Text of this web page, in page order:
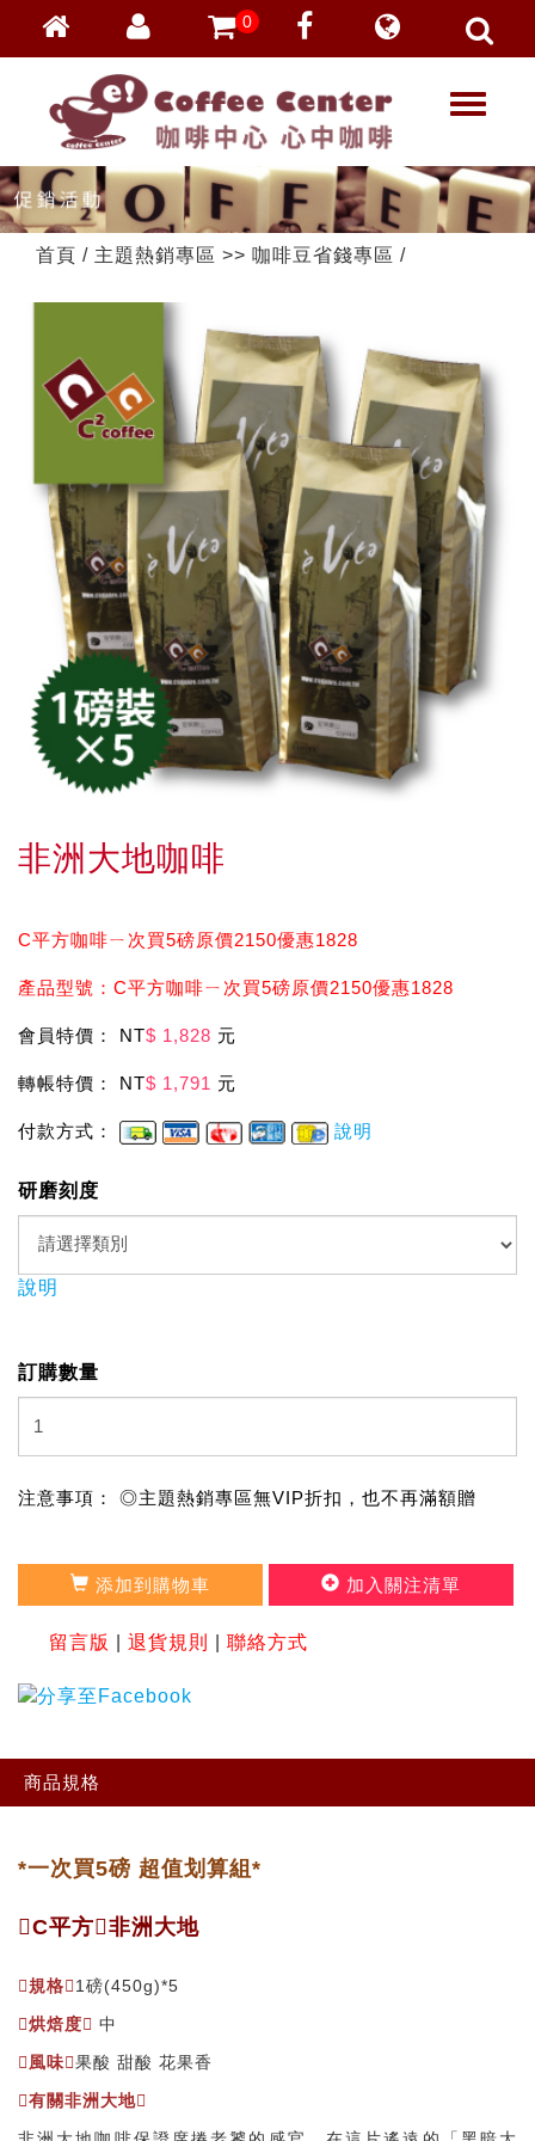
會員登入
忘記密碼
加入會員
VIP登入
VIP申請
0
T
g
l
e
g
a
t
i
o
n
首頁 / 主題熱銷專區 >> 咖啡豆省錢專區 /
非洲大地咖啡
C平方咖啡ㄧ次買5磅原價2150優惠1828
產品型號：C平方咖啡ㄧ次買5磅原價2150優惠1828
會員特價： NT$ 1,828 元
轉帳特價： NT$ 1,791 元
付款方式： 說明
研磨刻度
說明
訂購數量
注意事項： ◎主題熱銷專區無VIP折扣，也不再滿額贈
添加到購物車 加入關注清單
留言版 退貨規則 聯絡方式
商品規格
*一次買5磅 超值划算組*
C平方非洲大地
規格1磅(450g)*5
烘焙度 中
風味果酸 甜酸 花果香
有關非洲大地